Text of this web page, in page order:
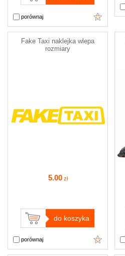
porównaj
Fake Taxi naklejka wlepa
rozmiary
5.00 zł
do koszyka
porównaj